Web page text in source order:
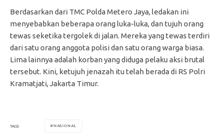
Berdasarkan dari TMC Polda Metero Jaya, ledakan ini
menyebabkan beberapa orang luka-luka, dan tujuh orang
tewas seketika tergolek di jalan. Mereka yang tewas terdiri
dari satu orang anggota polisi dan satu orang warga biasa.
Lima lainnya adalah korban yang diduga pelaku aksi brutal
tersebut. Kini, ketujuh jenazah itu telah berada di RS Polri
Kramatjati, Jakarta Timur.
TAGS NASIONAL